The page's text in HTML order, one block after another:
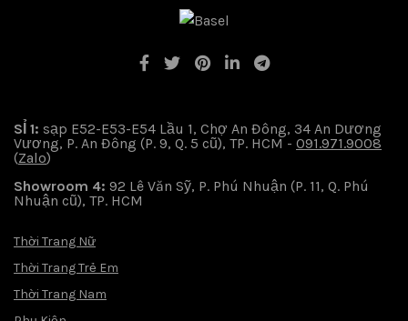
SỈ 1: sạp E52-E53-E54 Lầu 1, Chợ An Đông, 34 An Dương
Vương, P. An Đông (P. 9, Q. 5 cũ), TP. HCM - 091.971.9008
(Zalo)
Showroom 4: 92 Lê Văn Sỹ, P. Phú Nhuận (P. 11, Q. Phú
Nhuận cũ), TP. HCM
Thời Trang Nữ
Thời Trang Trẻ Em
Thời Trang Nam